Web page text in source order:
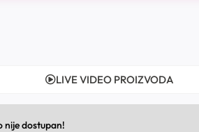
LIVE VIDEO PROIZVODA
nije dostupan!